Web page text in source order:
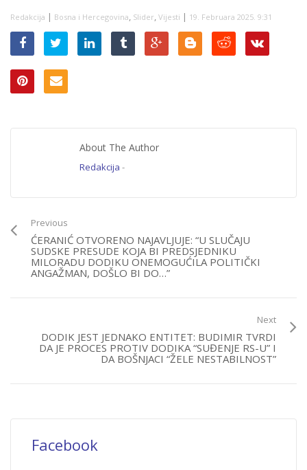
Redakcija | Bosna i Hercegovina, Slider, Vijesti | 19. Februara 2025. 9:31
About The Author
Redakcija -
Previous
ĆERANIĆ OTVORENO NAJAVLJUJE: “U SLUČAJU
SUDSKE PRESUDE KOJA BI PREDSJEDNIKU
MILORADU DODIKU ONEMOGUĆILA POLITIČKI
ANGAŽMAN, DOŠLO BI DO…”
Next
DODIK JEST JEDNAKO ENTITET: BUDIMIR TVRDI
DA JE PROCES PROTIV DODIKA “SUĐENJE RS-U” I
DA BOŠNJACI “ŽELE NESTABILNOST”
Facebook